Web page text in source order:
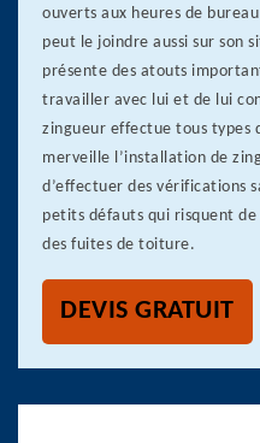
ouverts aux heures de
peut le joindre aussi sur son
présente des atouts
travailler avec lui et de lui
zingueur effectue tous types
merveille l’installation de
d’effectuer des vérifications
petits défauts qui risquent
des fuites de toiture.
DEVIS GRATUIT